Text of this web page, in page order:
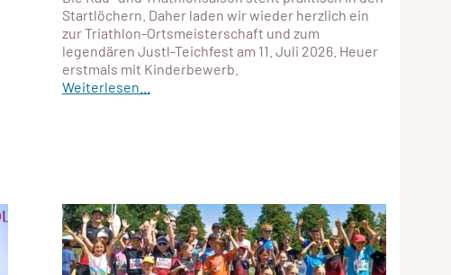
Startlöchern. Daher laden wir wieder herzlich ein
zur Triathlon-Ortsmeisterschaft und zum
legendären Justl-Teichfest am 11. Juli 2026. Heuer
erstmals mit Kinderbewerb.
Weiterlesen...